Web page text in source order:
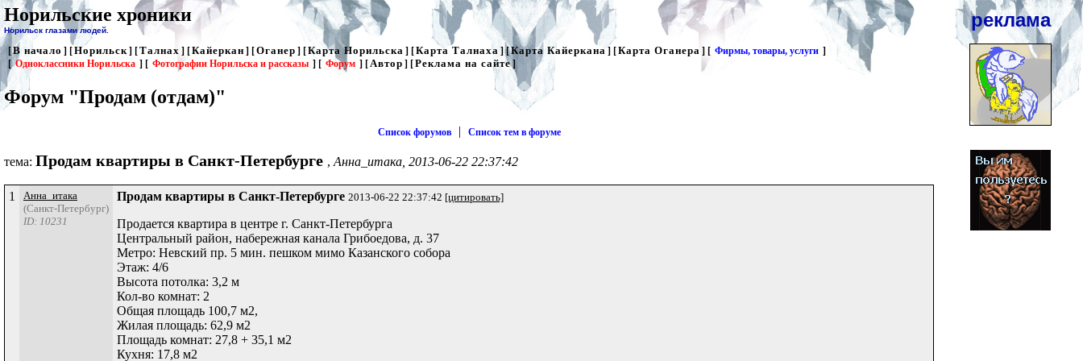
Норильские хроники
Норильск глазами людей.
[В начало ] [Норильск] [Талнах ] [Кайеркан ] [Оганер ] [Карта Норильска ] [Карта Талнаха ] [Карта Кайеркана] [Карта Оганера ] [ Фирмы, товары, услуги ]
[ Одноклассники Норильска ] [ Фотографии Норильска и рассказы ] [ Форум ] [Автор ] [Реклама на сайте]
Форум "Продам (отдам)"
Список форумов | Список тем в форуме
тема: Продам квартиры в Санкт-Петербурге , Анна_итака, 2013-06-22 22:37:42
1
Анна_итака
(Санкт-Петербург)
ID: 10231
Продам квартиры в Санкт-Петербурге 2013-06-22 22:37:42 [цитировать]
Продается квартира в центре г. Санкт-Петербурга
Центральный район, набережная канала Грибоедова, д. 37
Метро: Невский пр. 5 мин. пешком мимо Казанского собора
Этаж: 4/6
Высота потолка: 3,2 м
Кол-во комнат: 2
Общая площадь 100,7 м2,
Жилая площадь: 62,9 м2
Площадь комнат: 27,8 + 35,1 м2
Кухня: 17,8 м2
реклама